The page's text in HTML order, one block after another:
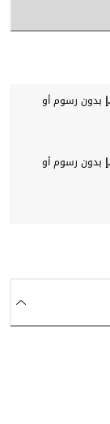
بدون رسوم أو
بدون رسوم أو